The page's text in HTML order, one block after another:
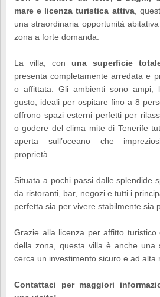
mare e licenza turistica attiva,
una straordinaria opportunità
zona a forte domanda.
La villa, con una superficie
presenta completamente arredata e
o affittata. Gli ambienti sono ampi,
gusto, ideali per ospitare fino a 8
offrono spazi esterni perfetti per
o godere del clima mite di Tenerife
aperta sull’oceano che
proprietà.
Situata a pochi passi dalle splendide
da ristoranti, bar, negozi e tutti i
perfetta sia per vivere stabilmente sia
Grazie alla licenza per affitto turistico
della zona, questa villa è anche una
cerca un investimento sicuro e ad alta
Contattaci per maggiori